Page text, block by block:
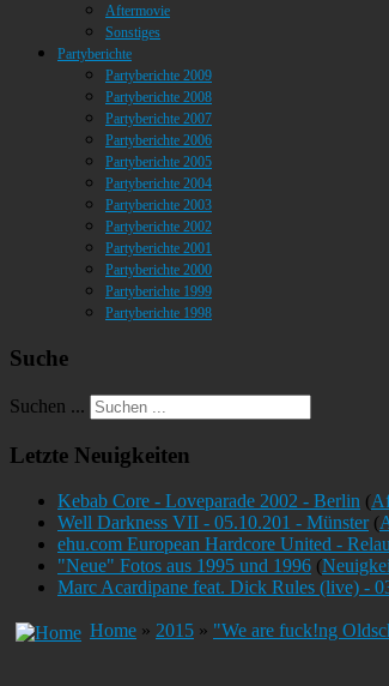
Aftermovie
Sonstiges
Partyberichte
Partyberichte 2009
Partyberichte 2008
Partyberichte 2007
Partyberichte 2006
Partyberichte 2005
Partyberichte 2004
Partyberichte 2003
Partyberichte 2002
Partyberichte 2001
Partyberichte 2000
Partyberichte 1999
Partyberichte 1998
Suche
Suchen ...
Letzte Neuigkeiten
Kebab Core - Loveparade 2002 - Berlin (
Well Darkness VII - 05.10.201 - Münster (
ehu.com European Hardcore United -
"Neue" Fotos aus 1995 und 1996 (
Marc Acardipane feat. Dick Rules (live) -
Home » 2015 » "We are fuck!ng